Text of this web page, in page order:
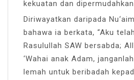
kekuatan dan
Diriwayatkan daripada
bahawa ia berkata, “Aku
Rasulullah SAW bersabda;
‘Wahai anak Adam,
lemah untuk beribadah